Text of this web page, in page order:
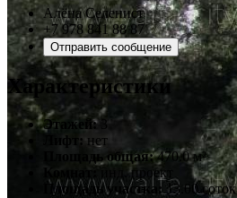
Алёна Селенист
+7 978 841 88 87
Отправить сообщение
Характеристики
Этажей:
Лифт: нет
Площадь общая: 470.0 м²
Комнат:
инд. проект
Площадь участка: 13.00 соток